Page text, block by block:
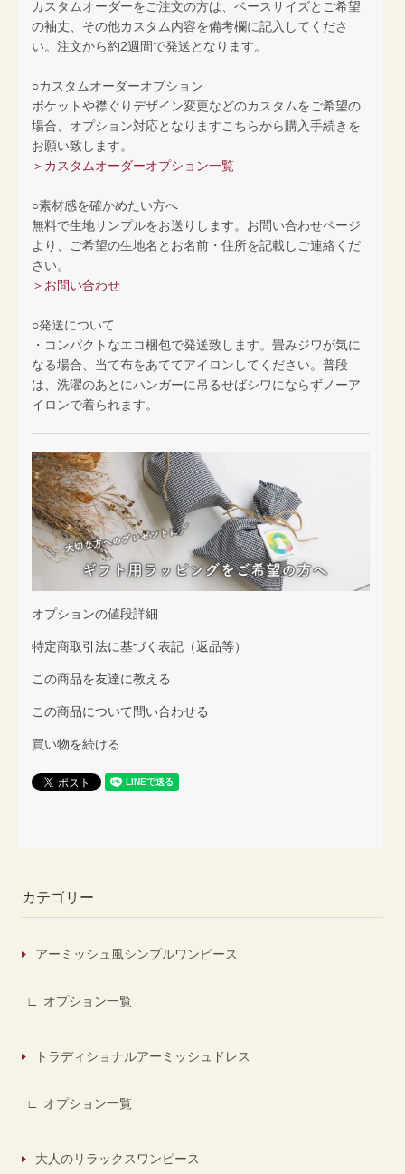
カスタムオーダーをご注文の方は、ベースサイズとご希望
の袖丈、その他カスタム内容を備考欄に記入してくださ
い。注文から約2週間で発送となります。
○カスタムオーダーオプション
ポケットや襟ぐりデザイン変更などのカスタムをご希望の
場合、オプション対応となりますこちらから購入手続きを
お願い致します。
＞カスタムオーダーオプション一覧
○素材感を確かめたい方へ
無料で生地サンプルをお送りします。お問い合わせページ
より、ご希望の生地名とお名前・住所を記載しご連絡くだ
さい。
＞お問い合わせ
○発送について
・コンパクトなエコ梱包で発送致します。畳みジワが気に
なる場合、当て布をあててアイロンしてください。普段
は、洗濯のあとにハンガーに吊るせばシワにならずノーア
イロンで着られます。
オプションの値段詳細
特定商取引法に基づく表記（返品等）
この商品を友達に教える
この商品について問い合わせる
買い物を続ける
カテゴリー
アーミッシュ風シンプルワンピース
オプション一覧
トラディショナルアーミッシュドレス
オプション一覧
大人のリラックスワンピース